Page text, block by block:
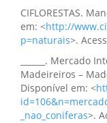
CIFLORESTAS.
em: <http://
p=naturais>.
______. Mercado
Madeireiros –
Disponível em: <
_nao_coniferas>.